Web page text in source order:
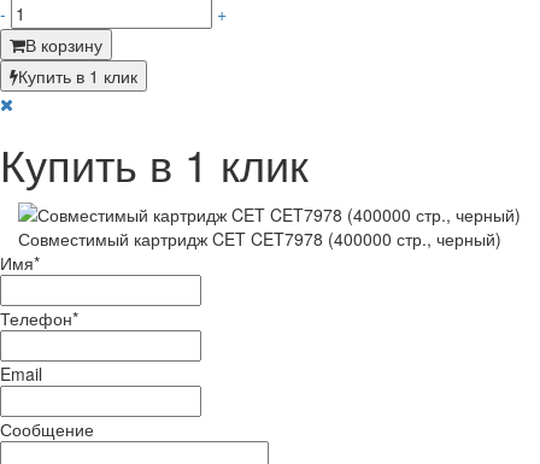
-
+
В корзину
Купить в 1 клик
Купить в 1 клик
Совместимый картридж CET CET7978 (400000 стр., черный)
Имя*
Телефон*
Email
Сообщение